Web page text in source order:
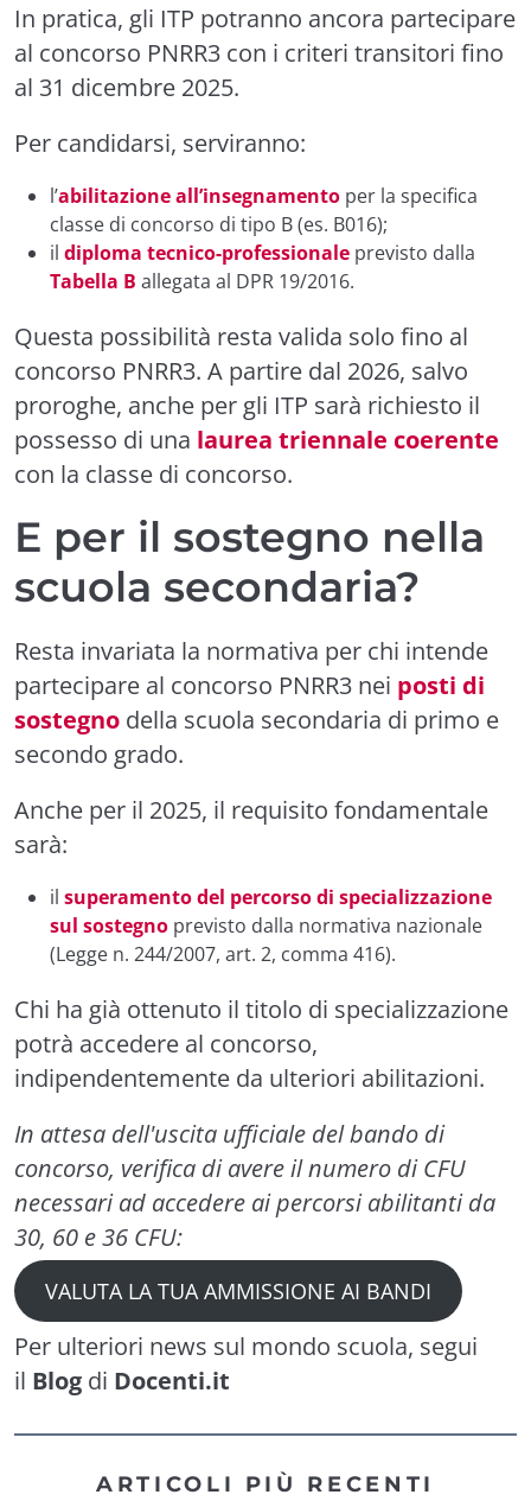
In pratica, gli ITP potranno ancora partecipare
al concorso PNRR3 con i criteri transitori fino
al 31 dicembre 2025.
Per candidarsi, serviranno:
l’abilitazione all’insegnamento per la specifica
classe di concorso di tipo B (es. B016);
il diploma tecnico-professionale previsto dalla
Tabella B allegata al DPR 19/2016.
Questa possibilità resta valida solo fino al
concorso PNRR3. A partire dal 2026, salvo
proroghe, anche per gli ITP sarà richiesto il
possesso di una laurea triennale coerente
con la classe di concorso.
E per il sostegno nella
scuola secondaria?
Resta invariata la normativa per chi intende
partecipare al concorso PNRR3 nei posti di
sostegno della scuola secondaria di primo e
secondo grado.
Anche per il 2025, il requisito fondamentale
sarà:
il superamento del percorso di specializzazione
sul sostegno previsto dalla normativa nazionale
(Legge n. 244/2007, art. 2, comma 416).
Chi ha già ottenuto il titolo di specializzazione
potrà accedere al concorso,
indipendentemente da ulteriori abilitazioni.
In attesa dell'uscita ufficiale del bando di
concorso, verifica di avere il numero di CFU
necessari ad accedere ai percorsi abilitanti da
30, 60 e 36 CFU:
VALUTA LA TUA AMMISSIONE AI BANDI
Per ulteriori news sul mondo scuola, segui
il Blog di Docenti.it
ARTICOLI PIÙ RECENTI